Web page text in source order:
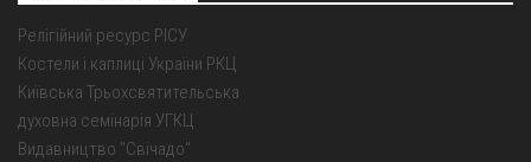
Релігійний ресурс РІСУ
Костели і каплиці України РКЦ
Київська Трьохсвятительська
духовна семінарія УГКЦ
Видавництво "Свічадо"